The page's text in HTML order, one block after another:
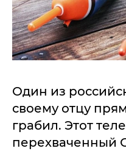
Один из
своему отцу
грабил. Этот
перехваченный